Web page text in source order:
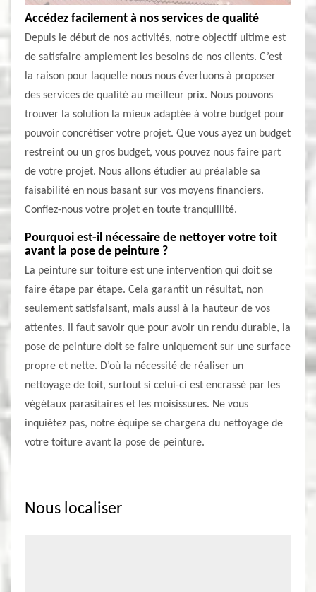
Accédez facilement à nos services de qualité
Depuis le début de nos activités, notre objectif ultime est
de satisfaire amplement les besoins de nos clients. C’est
la raison pour laquelle nous nous évertuons à proposer
des services de qualité au meilleur prix. Nous pouvons
trouver la solution la mieux adaptée à votre budget pour
pouvoir concrétiser votre projet. Que vous ayez un budget
restreint ou un gros budget, vous pouvez nous faire part
de votre projet. Nous allons étudier au préalable sa
faisabilité en nous basant sur vos moyens financiers.
Confiez-nous votre projet en toute tranquillité.
Pourquoi est-il nécessaire de nettoyer votre toit
avant la pose de peinture ?
La peinture sur toiture est une intervention qui doit se
faire étape par étape. Cela garantit un résultat, non
seulement satisfaisant, mais aussi à la hauteur de vos
attentes. Il faut savoir que pour avoir un rendu durable, la
pose de peinture doit se faire uniquement sur une surface
propre et nette. D’où la nécessité de réaliser un
nettoyage de toit, surtout si celui-ci est encrassé par les
végétaux parasitaires et les moisissures. Ne vous
inquiétez pas, notre équipe se chargera du nettoyage de
votre toiture avant la pose de peinture.
Nous localiser